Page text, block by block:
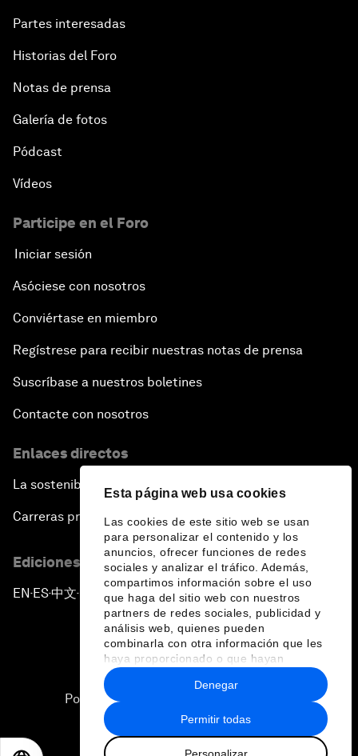
Esta página web usa cookies
Las cookies de este sitio web se usan
para personalizar el contenido y los
anuncios, ofrecer funciones de redes
sociales y analizar el tráfico. Además,
compartimos información sobre el uso
que haga del sitio web con nuestros
partners de redes sociales, publicidad y
análisis web, quienes pueden
combinarla con otra información que les
haya proporcionado o que hayan
recopilado a partir del uso que haya
hecho de sus servicios.
Permitir todas
Personalizar
Denegar
Partes interesadas
Historias del Foro
Notas de prensa
Galería de fotos
Pódcast
Vídeos
Participe en el Foro
Iniciar sesión
Asóciese con nosotros
Conviértase en miembro
Regístrese para recibir nuestras notas de prensa
Suscríbase a nuestros boletines
Contacte con nosotros
Enlaces directos
La sostenibilidad en el Foro
Carreras profesionales
Ediciones en otros idiomas
EN ▪ES▪中文▪ 日本語
Política de privacidad y normas de uso
Sitemap